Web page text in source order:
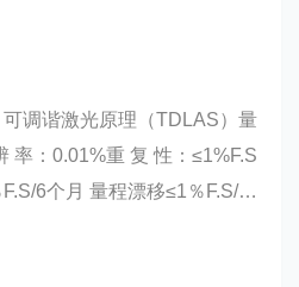
调谐激光原理（TDLAS）量
率：0.01%重 复 性：≤1%F.S
6个月 量程漂移≤1％F.S/6
整机6年……